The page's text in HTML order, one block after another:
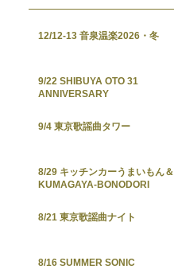
12/12-13 音泉温楽2026・冬
9/22 SHIBUYA OTO 31
ANNIVERSARY
9/4 東京歌謡曲タワー
8/29 キッチンカーうまいもん＆
KUMAGAYA-BONODORI
8/21 東京歌謡曲ナイト
8/16 SUMMER SONIC